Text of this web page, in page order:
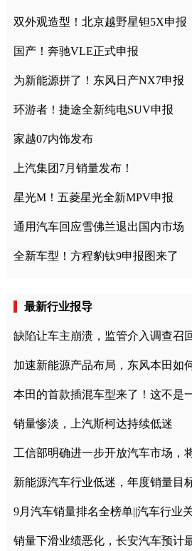
双外观造型！北京越野星钽5X申报
国产！奔驰VLE正式申报
为新能源拼了！东风日产NX7申报
环游者！捷途全新纯电SUV申报
家越07内饰发布
上汽集团7月销量发布！
星光M！五菱星光全新MPV申报
通用汽车回应雪佛兰退出国内市场
全新车型！方程豹钛9申报图来了
最新行业报导
缺陷让车主崩溃，监管介入调查召
加速新能源产品布局，东风本田如
本田的首款插混车型来了！这不是
销量惨淡，上汽斯柯达持续低迷
工信部明确进一步开放汽车市场，
新能源汽车行业低迷，年度销量目
9月汽车销量排名全榜单||汽车行业
销量下滑业绩恶化，长安汽车预计